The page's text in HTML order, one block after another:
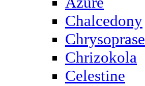
Chalcedony
Chrysoprase
Chrizokola
Celestine